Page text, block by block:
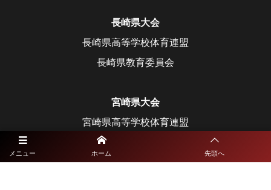
メニュー ホーム 先頭へ
長崎県大会
長崎県高等学校体育連盟
長崎県教育委員会
宮崎県大会
宮崎県高等学校体育連盟
宮崎県教育委員会